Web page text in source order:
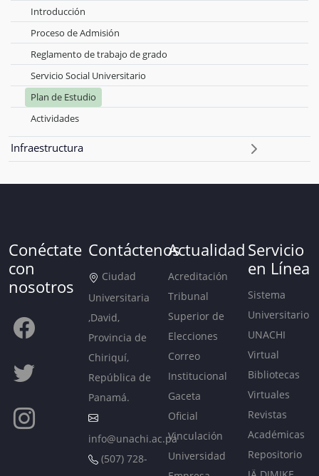
Introducción
Proceso de Admisión
Reglamento de trabajo de grado
Servicio Social Universitario
Plan de Estudio
Actividades
Infraestructura
Conéctate
con
nosotros
Contáctenos
Ciudad
Universitaria
,David,
Provincia de
Chiriquí,
República de
Panamá.
info@unachi.ac.pa
(507) 728-
Actualidad
Acreditación
Tribunal
Superior de
Elecciones
Correo
Institucional
Gaceta
Oficial
Vinculación
Universidad
Servicio
en Línea
Sistema
Universitario
UNACHI
Virtual
Bibliotecas
Virtuales
Revistas
Académicas
Repositorio